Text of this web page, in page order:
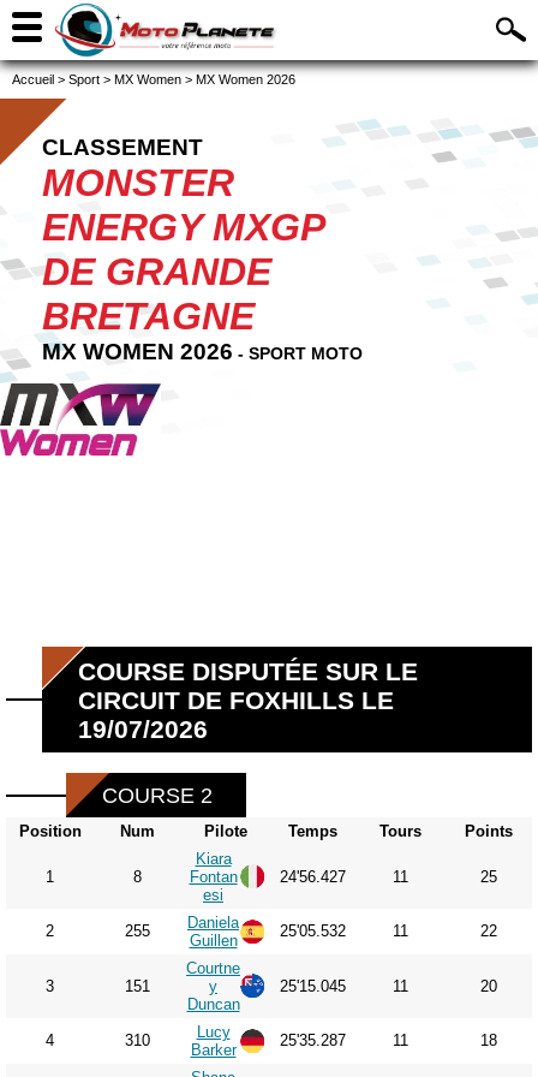
Accueil > Sport > MX Women > MX Women 2026
CLASSEMENT
MONSTER
ENERGY MXGP
DE GRANDE
BRETAGNE
MX WOMEN 2026 - SPORT MOTO
COURSE DISPUTÉE SUR LE
CIRCUIT DE FOXHILLS LE
19/07/2026
COURSE 2
Position Num Pilote Temps Tours Points
1 8
Kiara
Fontan
esi
24'56.427 11 25
2 255
Daniela
Guillen
25'05.532 11 22
3 151
Courtne
y
Duncan
25'15.045 11 20
4 310
Lucy
Barker
25'35.287 11 18